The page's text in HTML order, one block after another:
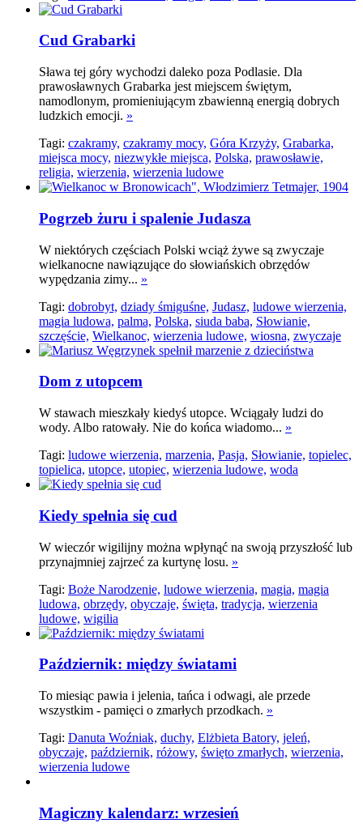
Cud Grabarki
Sława tej góry wychodzi daleko poza Podlasie. Dla
prawosławnych Grabarka jest miejscem świętym,
namodlonym, promieniującym zbawienną energią dobrych
ludzkich emocji. »
Tagi: czakramy, czakramy mocy, Góra Krzyży, Grabarka,
miejsca mocy, niezwykłe miejsca, Polska, prawosławie,
religia, wierzenia, wierzenia ludowe
Pogrzeb żuru i spalenie Judasza
W niektórych częściach Polski wciąż żywe są zwyczaje
wielkanocne nawiązujące do słowiańskich obrzędów
wypędzania zimy... »
Tagi: dobrobyt, dziady śmiguśne, Judasz, ludowe wierzenia,
magia ludowa, palma, Polska, siuda baba, Słowianie,
szczęście, Wielkanoc, wierzenia ludowe, wiosna, zwyczaje
Dom z utopcem
W stawach mieszkały kiedyś utopce. Wciągały ludzi do
wody. Albo ratowały. Nie do końca wiadomo... »
Tagi: ludowe wierzenia, marzenia, Pasja, Słowianie, topielec,
topielica, utopce, utopiec, wierzenia ludowe, woda
Kiedy spełnia się cud
W wieczór wigilijny można wpłynąć na swoją przyszłość lub
przynajmniej zajrzeć za kurtynę losu. »
Tagi: Boże Narodzenie, ludowe wierzenia, magia, magia
ludowa, obrzędy, obyczaje, święta, tradycja, wierzenia
ludowe, wigilia
Październik: między światami
To miesiąc pawia i jelenia, tańca i odwagi, ale przede
wszystkim - pamięci o zmarłych przodkach. »
Tagi: Danuta Woźniak, duchy, Elżbieta Batory, jeleń,
obyczaje, październik, różowy, święto zmarłych, wierzenia,
wierzenia ludowe
Magiczny kalendarz: wrzesień